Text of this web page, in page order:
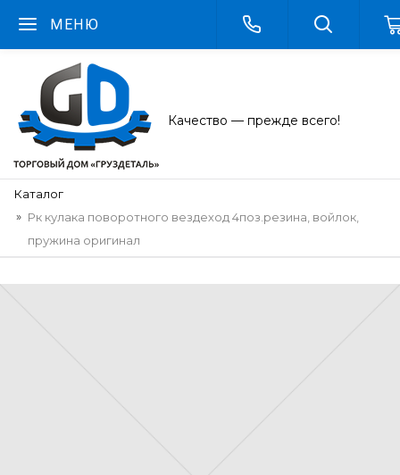
МЕНЮ
Качество — прежде всего!
Каталог
Рк кулака поворотного вездеход 4поз.резина, войлок,
пружина оригинал